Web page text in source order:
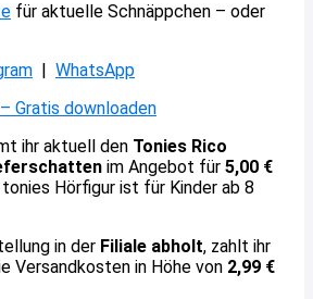
für aktuelle Schnäppchen – oder
| WhatsApp
Gratis downloaden
ihr aktuell den Tonies Rico
im Angebot für 5,00 €
tonies Hörfigur ist für Kinder ab 8
in der Filiale abholt, zahlt ihr
Versandkosten in Höhe von 2,99 €